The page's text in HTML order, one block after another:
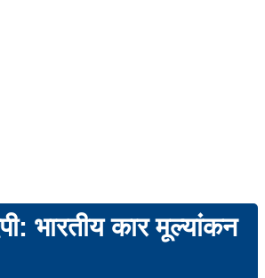
भारतीय कार मूल्यांकन